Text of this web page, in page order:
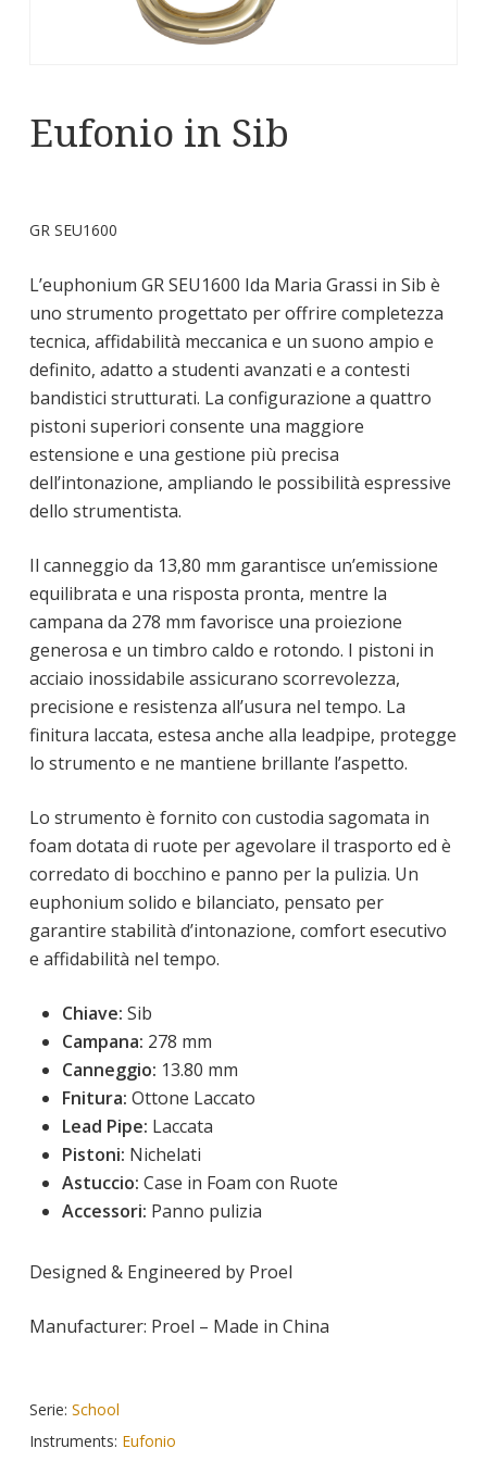
Eufonio in Sib
GR SEU1600
L’euphonium GR SEU1600 Ida Maria Grassi in Sib è
uno strumento progettato per offrire completezza
tecnica, affidabilità meccanica e un suono ampio e
definito, adatto a studenti avanzati e a contesti
bandistici strutturati. La configurazione a quattro
pistoni superiori consente una maggiore
estensione e una gestione più precisa
dell’intonazione, ampliando le possibilità espressive
dello strumentista.
Il canneggio da 13,80 mm garantisce un’emissione
equilibrata e una risposta pronta, mentre la
campana da 278 mm favorisce una proiezione
generosa e un timbro caldo e rotondo. I pistoni in
acciaio inossidabile assicurano scorrevolezza,
precisione e resistenza all’usura nel tempo. La
finitura laccata, estesa anche alla leadpipe, protegge
lo strumento e ne mantiene brillante l’aspetto.
Lo strumento è fornito con custodia sagomata in
foam dotata di ruote per agevolare il trasporto ed è
corredato di bocchino e panno per la pulizia. Un
euphonium solido e bilanciato, pensato per
garantire stabilità d’intonazione, comfort esecutivo
e affidabilità nel tempo.
Chiave: Sib
Campana: 278 mm
Canneggio: 13.80 mm
Fnitura: Ottone Laccato
Lead Pipe: Laccata
Pistoni: Nichelati
Astuccio: Case in Foam con Ruote
Accessori: Panno pulizia
Designed & Engineered by Proel
Manufacturer: Proel – Made in China
Serie: School
Instruments: Eufonio